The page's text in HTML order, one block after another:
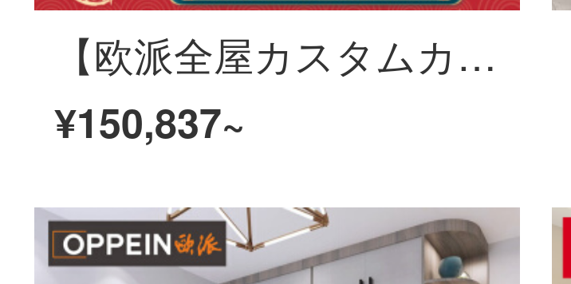
【欧派全屋カスタムカミーノシリーズ22㎡】全体の洋服だんすは寝室のクローゼットルームのリビングテレビキャビネットをカスタマイズして玄関のキャビネットに入る。
¥150,837~